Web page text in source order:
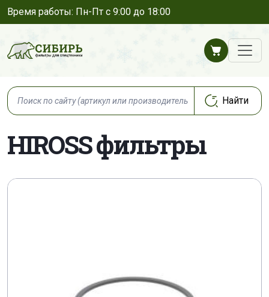
Время работы: Пн-Пт с 9:00 до 18:00
HIROSS фильтры